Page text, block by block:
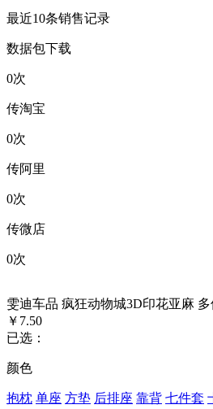
最近10条销售记录
数据包下载
0次
传淘宝
0次
传阿里
0次
传微店
0次
雯迪车品 疯狂动物城3D印花亚麻 多
￥7.50
已选：
颜色
抱枕 单座 方垫 后排座 靠背 七件套